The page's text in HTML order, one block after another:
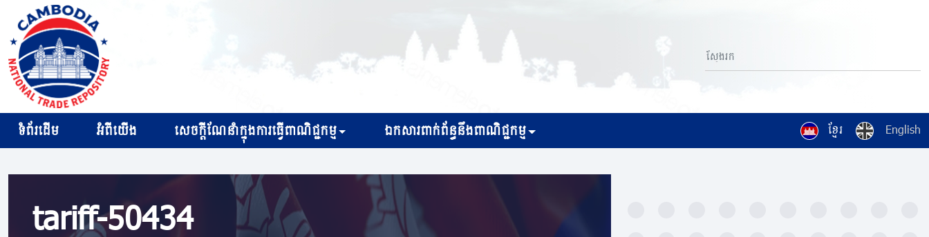
ខ្មែរ English
ទំព័រដើម អំពីយើង សេចក្ដីណែនាំក្នុងការធ្វើពាណិជ្ជកម្ម ឯកសារពាក់ព័ន្ធនឹងពាណិជ្ជកម្ម
tariff-50434